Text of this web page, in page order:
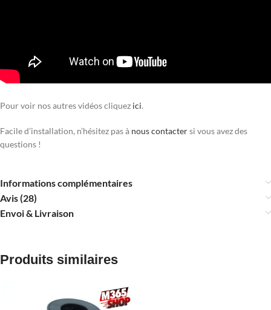
Pour voir nos autres vidéos cliquez ici.
Facile d’installation, n’hésitez pas à nous contactersi vous avez des
questions !
Informations complémentaires
Avis (28)
Envoi & Livraison
Produits similaires